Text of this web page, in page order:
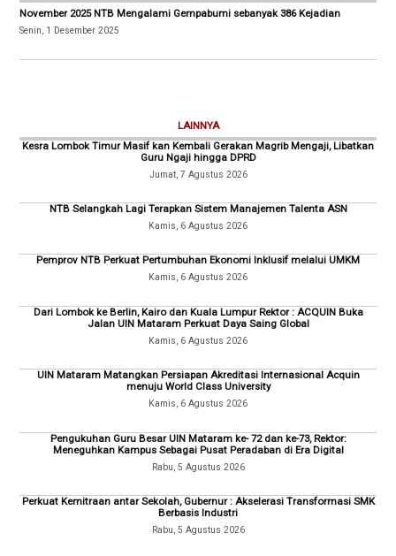
November 2025 NTB Mengalami Gempabumi sebanyak 386 Kejadian
Senin, 1 Desember 2025
LAINNYA
Kesra Lombok Timur Masif kan Kembali Gerakan Magrib Mengaji, Libatkan
Guru Ngaji hingga DPRD
Jumat, 7 Agustus 2026
NTB Selangkah Lagi Terapkan Sistem Manajemen Talenta ASN
Kamis, 6 Agustus 2026
Pemprov NTB Perkuat Pertumbuhan Ekonomi Inklusif melalui UMKM
Kamis, 6 Agustus 2026
Dari Lombok ke Berlin, Kairo dan Kuala Lumpur Rektor : ACQUIN Buka
Jalan UIN Mataram Perkuat Daya Saing Global
Kamis, 6 Agustus 2026
UIN Mataram Matangkan Persiapan Akreditasi Internasional Acquin
menuju World Class University
Kamis, 6 Agustus 2026
Pengukuhan Guru Besar UIN Mataram ke- 72 dan ke-73, Rektor:
Meneguhkan Kampus Sebagai Pusat Peradaban di Era Digital
Rabu, 5 Agustus 2026
Perkuat Kemitraan antar Sekolah, Gubernur : Akselerasi Transformasi SMK
Berbasis Industri
Rabu, 5 Agustus 2026